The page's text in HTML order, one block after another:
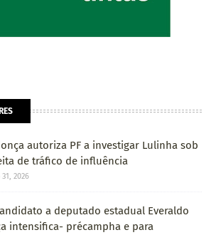
autoriza PF a investigar Lulinha sob
de tráfico de influência
2026
a deputado estadual Everaldo
intensifica- précampha e para